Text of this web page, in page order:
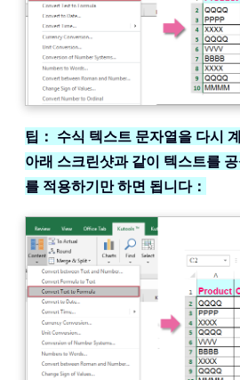
팁： 수식 텍스트 문자열을 다시
아래 스크린샷과 같이 텍스트를
를 적용하기만 하면 됩니다：